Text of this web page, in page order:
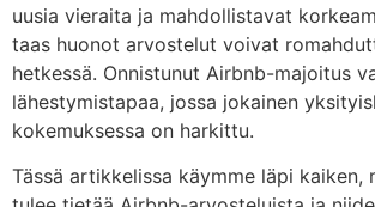
uusia vieraita ja mahdollistavat
taas huonot arvostelut voivat
hetkessä. Onnistunut Airbnb-majoitus
lähestymistapaa, jossa jokainen
kokemuksessa on harkittu.
Tässä artikkelissa käymme läpi kaiken,